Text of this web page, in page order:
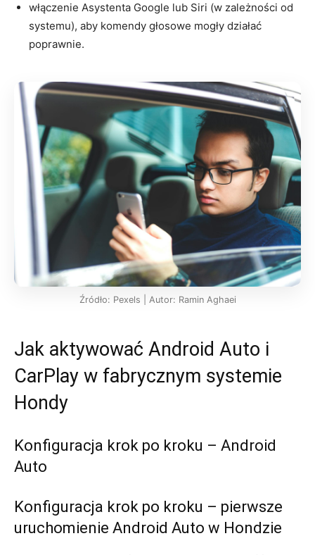
włączenie Asystenta Google lub Siri (w zależności od
systemu), aby komendy głosowe mogły działać
poprawnie.
Źródło: Pexels | Autor: Ramin Aghaei
Jak aktywować Android Auto i
CarPlay w fabrycznym systemie
Hondy
Konfiguracja krok po kroku – Android
Auto
Konfiguracja krok po kroku – pierwsze
uruchomienie Android Auto w Hondzie